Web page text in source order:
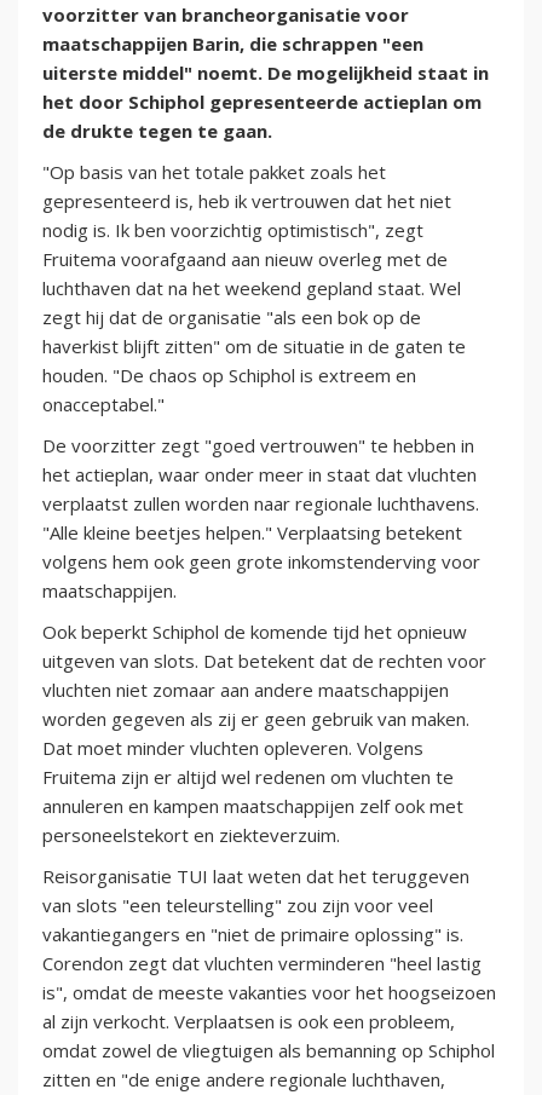
voorzitter van brancheorganisatie voor
maatschappijen Barin, die schrappen "een
uiterste middel" noemt. De mogelijkheid staat in
het door Schiphol gepresenteerde actieplan om
de drukte tegen te gaan.
"Op basis van het totale pakket zoals het
gepresenteerd is, heb ik vertrouwen dat het niet
nodig is. Ik ben voorzichtig optimistisch", zegt
Fruitema voorafgaand aan nieuw overleg met de
luchthaven dat na het weekend gepland staat. Wel
zegt hij dat de organisatie "als een bok op de
haverkist blijft zitten" om de situatie in de gaten te
houden. "De chaos op Schiphol is extreem en
onacceptabel."
De voorzitter zegt "goed vertrouwen" te hebben in
het actieplan, waar onder meer in staat dat vluchten
verplaatst zullen worden naar regionale luchthavens.
"Alle kleine beetjes helpen." Verplaatsing betekent
volgens hem ook geen grote inkomstenderving voor
maatschappijen.
Ook beperkt Schiphol de komende tijd het opnieuw
uitgeven van slots. Dat betekent dat de rechten voor
vluchten niet zomaar aan andere maatschappijen
worden gegeven als zij er geen gebruik van maken.
Dat moet minder vluchten opleveren. Volgens
Fruitema zijn er altijd wel redenen om vluchten te
annuleren en kampen maatschappijen zelf ook met
personeelstekort en ziekteverzuim.
Reisorganisatie TUI laat weten dat het teruggeven
van slots "een teleurstelling" zou zijn voor veel
vakantiegangers en "niet de primaire oplossing" is.
Corendon zegt dat vluchten verminderen "heel lastig
is", omdat de meeste vakanties voor het hoogseizoen
al zijn verkocht. Verplaatsen is ook een probleem,
omdat zowel de vliegtuigen als bemanning op Schiphol
zitten en "de enige andere regionale luchthaven,